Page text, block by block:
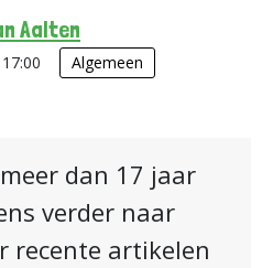
Aalten
Algemeen
dan 17 jaar
verder naar
recente artikelen